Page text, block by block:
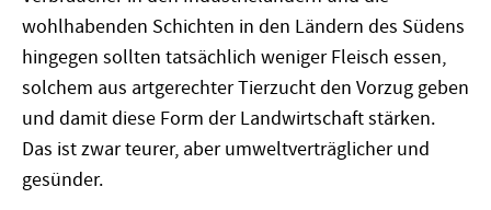
wohlhabenden Schichten in den Ländern des Südens
hingegen sollten tatsächlich weniger Fleisch essen,
solchem aus artgerechter Tierzucht den Vorzug geben
und damit diese Form der Landwirtschaft stärken.
Das ist zwar teurer, aber umweltverträglicher und
gesünder.